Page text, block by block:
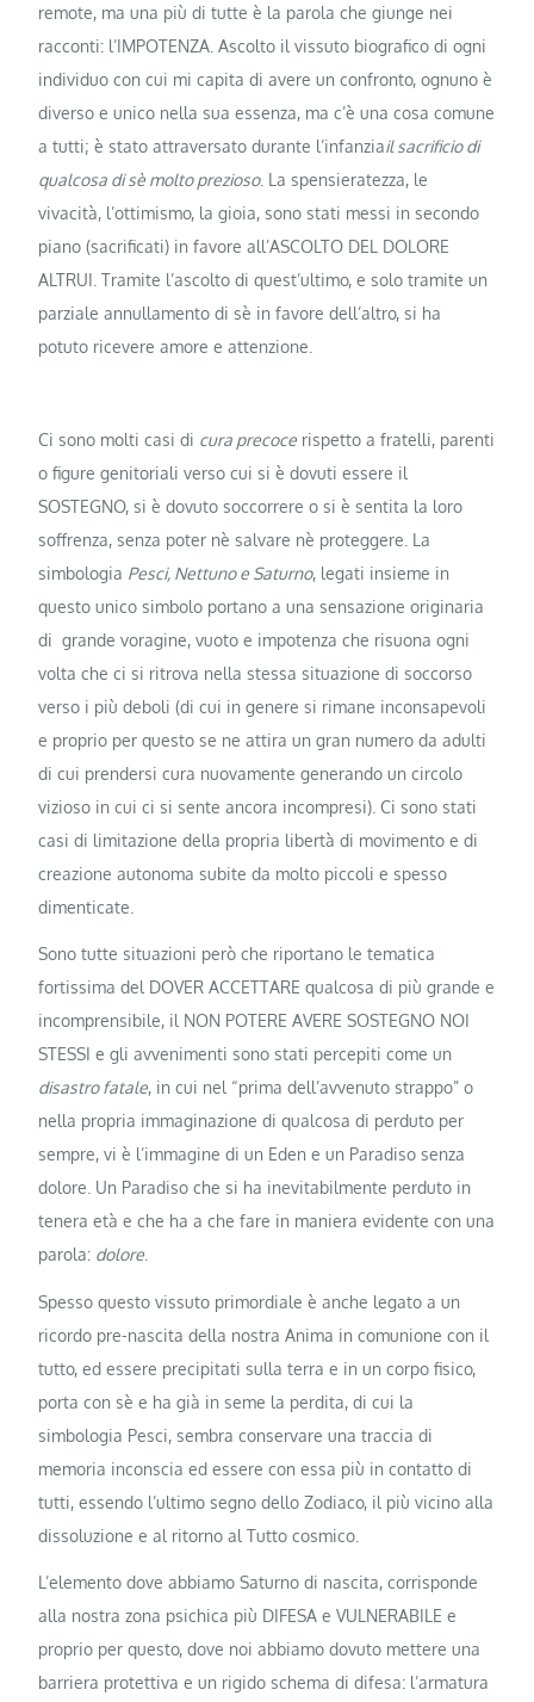
remote, ma una più di tutte è la parola che giunge nei
racconti: l’IMPOTENZA. Ascolto il vissuto biografico di ogni
individuo con cui mi capita di avere un confronto, ognuno è
diverso e unico nella sua essenza, ma c’è una cosa comune
a tutti; è stato attraversato durante l’infanziail sacrificio di
qualcosa di sè molto prezioso. La spensieratezza, le
vivacità, l’ottimismo, la gioia, sono stati messi in secondo
piano (sacrificati) in favore all’ASCOLTO DEL DOLORE
ALTRUI. Tramite l’ascolto di quest’ultimo, e solo tramite un
parziale annullamento di sè in favore dell’altro, si ha
potuto ricevere amore e attenzione.
Ci sono molti casi di cura precoce rispetto a fratelli, parenti
o figure genitoriali verso cui si è dovuti essere il
SOSTEGNO, si è dovuto soccorrere o si è sentita la loro
soffrenza, senza poter nè salvare nè proteggere. La
simbologia Pesci, Nettuno e Saturno, legati insieme in
questo unico simbolo portano a una sensazione originaria
di grande voragine, vuoto e impotenza che risuona ogni
volta che ci si ritrova nella stessa situazione di soccorso
verso i più deboli (di cui in genere si rimane inconsapevoli
e proprio per questo se ne attira un gran numero da adulti
di cui prendersi cura nuovamente generando un circolo
vizioso in cui ci si sente ancora incompresi). Ci sono stati
casi di limitazione della propria libertà di movimento e di
creazione autonoma subite da molto piccoli e spesso
dimenticate.
Sono tutte situazioni però che riportano le tematica
fortissima del DOVER ACCETTARE qualcosa di più grande e
incomprensibile, il NON POTERE AVERE SOSTEGNO NOI
STESSI e gli avvenimenti sono stati percepiti come un
disastro fatale, in cui nel “prima dell’avvenuto strappo” o
nella propria immaginazione di qualcosa di perduto per
sempre, vi è l’immagine di un Eden e un Paradiso senza
dolore. Un Paradiso che si ha inevitabilmente perduto in
tenera età e che ha a che fare in maniera evidente con una
parola: dolore.
Spesso questo vissuto primordiale è anche legato a un
ricordo pre-nascita della nostra Anima in comunione con il
tutto, ed essere precipitati sulla terra e in un corpo fisico,
porta con sè e ha già in seme la perdita, di cui la
simbologia Pesci, sembra conservare una traccia di
memoria inconscia ed essere con essa più in contatto di
tutti, essendo l’ultimo segno dello Zodiaco, il più vicino alla
dissoluzione e al ritorno al Tutto cosmico.
L’elemento dove abbiamo Saturno di nascita, corrisponde
alla nostra zona psichica più DIFESA e VULNERABILE e
proprio per questo, dove noi abbiamo dovuto mettere una
barriera protettiva e un rigido schema di difesa: l’armatura